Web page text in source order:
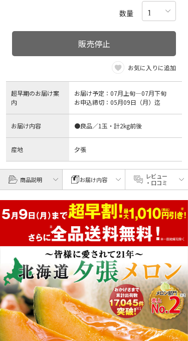
数量
販売停止
お気に入りに追加
超早期のお届け案
内
お届け予定：07月上旬―07月下旬
お申込締切：05月09日（月）迄
お届け内容 ●良品／1玉・計2kg前後
産地 夕張
商品説明 お届け内容
レビュー
・口コミ